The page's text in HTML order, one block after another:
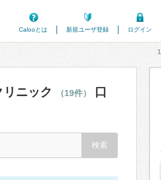
Calooとは
新規ユーザ登録 ログイン
ニック （19件）
口